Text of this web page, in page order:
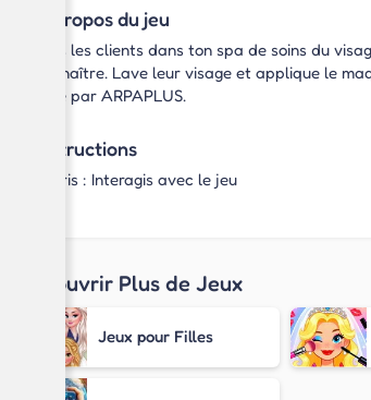
À propos du jeu
Sers les clients dans ton spa de soins du
connaître. Lave leur visage et applique le
créé par ARPAPLUS.
Instructions
Souris : Interagis avec le jeu
Découvrir Plus de Jeux
Jeux pour Filles